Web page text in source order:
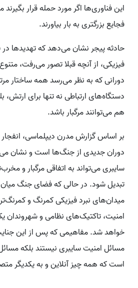
این فناوری‌ها اگر مورد حمله قرار
فجایع بزرگتری به بار بیاورند.
حادثه پیجر نشان می‌دهد که تهدیدها
فیزیکی، از آنچه قبلا تصور می‌رفت،
دورانی که به نظر می‌رسد همه ساختار
دستگاه‌های ارتباطی نه تنها برای ارتش،
هم می‌توانند مرگبار باشد.
بر اساس گزارش مدرن دیپلماسی، انفجار
دوران جدیدی از جنگ‌ها است و نشان
سایبری می‌تواند به اتفاقی مرگبار و
تبدیل شود. در حالی که فضای جنگ
میدان‌های نبرد فیزیکی کمرنگ و
امنیت، تاکتیک‌های نظامی و
خواهد شد. مفاهیمی که پس از این
مسائل امنیت سایبری نیستند بلکه
است که همه چیز آنلاین و به یکدیگر